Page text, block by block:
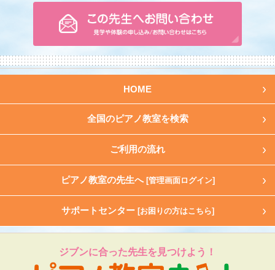
HOME
全国のピアノ教室を検索
ご利用の流れ
ピアノ教室の先生へ [管理画面ログイン]
サポートセンター [お困りの方はこちら]
ジブンに合った先生を見つけよう！